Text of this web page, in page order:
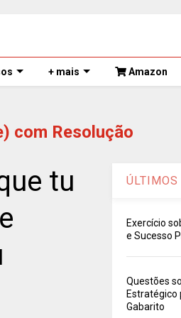
+ mais Amazon
com Resolução
tu
ÚLTIMOS
Exercício
e Sucesso
Questões
Estratégico
Gabarito